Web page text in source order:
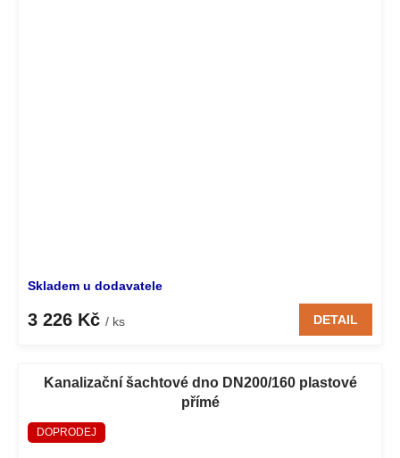
Skladem u dodavatele
3 226 Kč / ks DETAIL
Kanalizační šachtové dno DN200/160 plastové
přímé
DOPRODEJ